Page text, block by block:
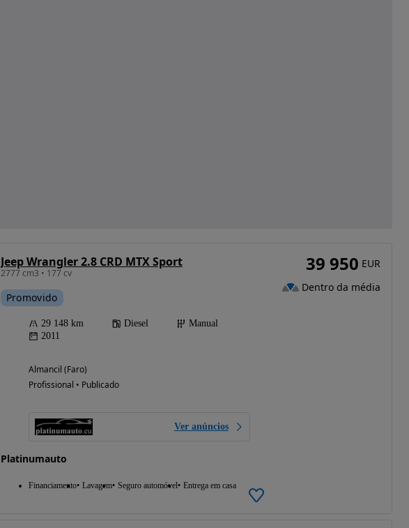
Jeep Wrangler 2.8 CRD MTX Sport
2777 cm3 • 177 cv
Promovido
29 148 km Diesel
Manual
2011
Almancil (Faro)
Profissional • Publicado
Ver anúncios
Platinumauto
Financiamento Lavagem Seguro automóvel Entrega em casa
39 950 EUR
Dentro da média